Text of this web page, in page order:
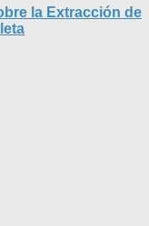
la Extracción de